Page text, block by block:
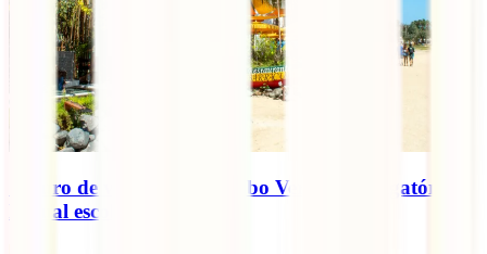
Seguro de viagem para Cabo Verde: é obrigatório?
E qual escolher?